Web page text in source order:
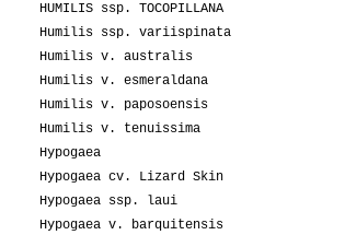
HUMILIS ssp. TOCOPILLANA
Humilis ssp. variispinata
Humilis v. australis
Humilis v. esmeraldana
Humilis v. paposoensis
Humilis v. tenuissima
Hypogaea
Hypogaea cv. Lizard Skin
Hypogaea ssp. laui
Hypogaea v. barquitensis